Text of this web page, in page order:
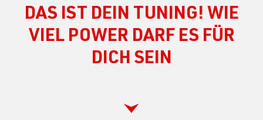
DAS IST DEIN TUNING! WIE
VIEL POWER DARF ES FÜR
DICH SEIN